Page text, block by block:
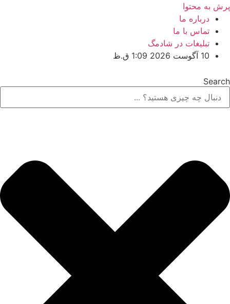
پرش به محتوا
درباره ما
تماس با ما
تبلیغات در شادمگ
10 آگوست 2026 1:09 ق.ظ
Search